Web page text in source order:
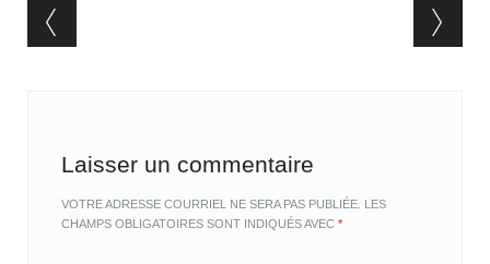
Post navigation
Laisser un commentaire
VOTRE ADRESSE COURRIEL NE SERA PAS PUBLIÉE. LES
CHAMPS OBLIGATOIRES SONT INDIQUÉS AVEC*